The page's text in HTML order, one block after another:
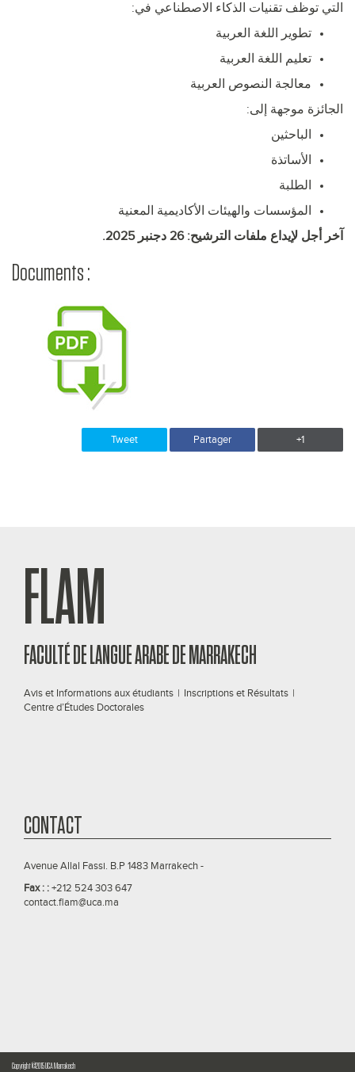
التي توظف تقنيات الذكاء الاصطناعي في:
تطوير اللغة العربية
تعليم اللغة العربية
معالجة النصوص العربية
الجائزة موجهة إلى:
الباحثين
الأساتذة
الطلبة
المؤسسات والهيئات الأكاديمية المعنية
آخر أجل لإيداع ملفات الترشيح: 26 دجنبر 2025.
Documents :
Tweet Partager +1
FLAM
FACULTÉ DE LANGUE ARABE DE MARRAKECH
Avis et Informations aux étudiants | Inscriptions et Résultats |
Centre d’Études Doctorales
CONTACT
Avenue Allal Fassi. B.P 1483 Marrakech -
Fax : :+212 524 303 647
contact.flam@uca.ma
Copyright ©2015 UCA Marrakech